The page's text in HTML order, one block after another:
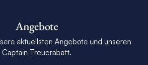
Angebote
aktuellsten Angebote und unseren
Captain Treuerabatt.